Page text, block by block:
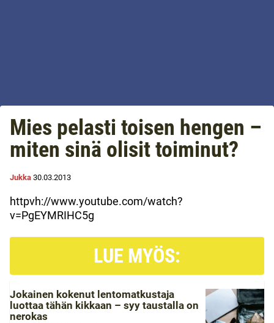
Mies pelasti toisen hengen –
miten sinä olisit toiminut?
Jukka 30.03.2013
httpvh://www.youtube.com/watch?
v=PgEYMRIHC5g
LUE MYÖS:
Jokainen kokenut lentomatkustaja
luottaa tähän kikkaan – syy taustalla on
nerokas